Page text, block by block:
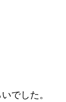
でした。